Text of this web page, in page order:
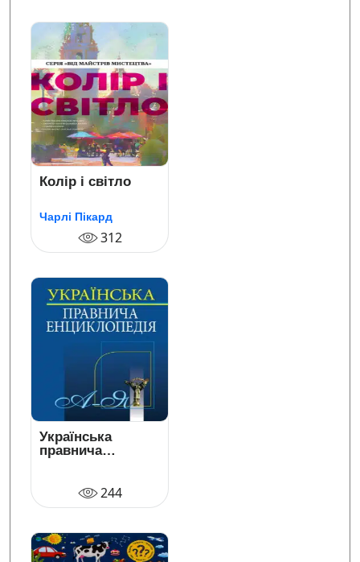
Колір і світло
Чарлі Пікард
312
Українська
правнича
244